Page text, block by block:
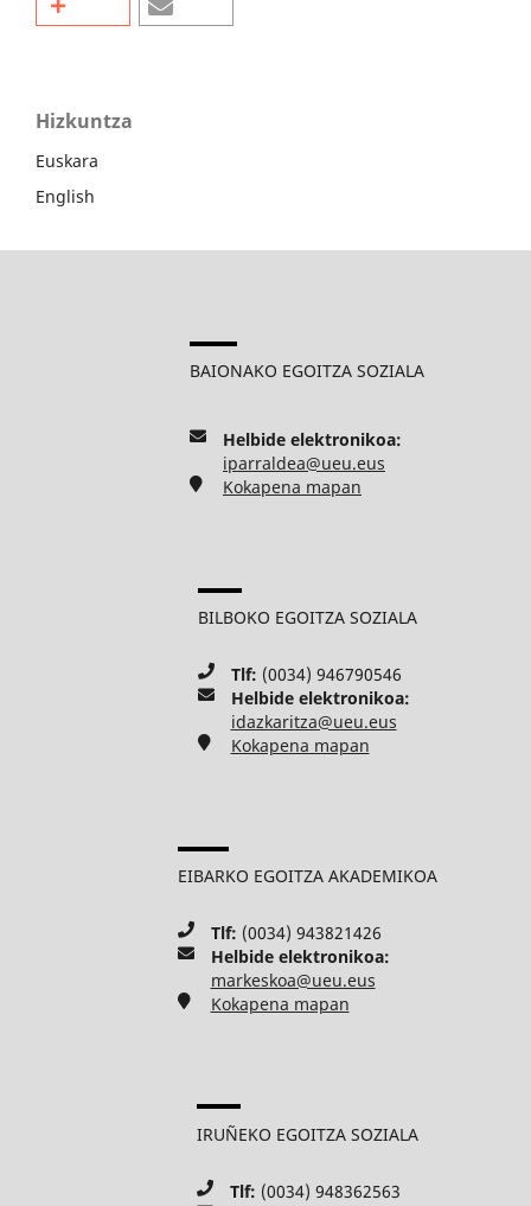
Hizkuntza
Euskara
English
BAIONAKO EGOITZA SOZIALA
Helbide elektronikoa:
iparraldea@ueu.eus
Kokapena mapan
BILBOKO EGOITZA SOZIALA
Tlf: (0034) 946790546
Helbide elektronikoa:
idazkaritza@ueu.eus
Kokapena mapan
EIBARKO EGOITZA AKADEMIKOA
Tlf: (0034) 943821426
Helbide elektronikoa:
markeskoa@ueu.eus
Kokapena mapan
IRUÑEKO EGOITZA SOZIALA
Tlf: (0034) 948362563